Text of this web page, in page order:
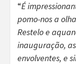
“É
pomo-nos a
Restelo e
inauguração,
envolventes, e